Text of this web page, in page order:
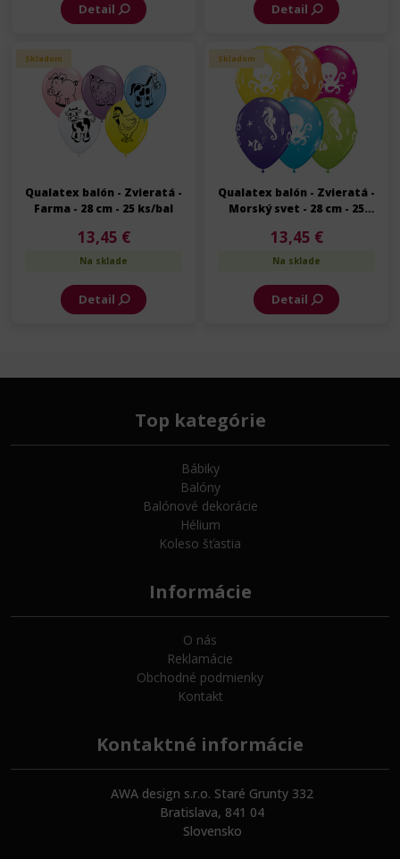
Detail Detail
Skladom
Qualatex balón - Zvieratá -
Farma - 28 cm - 25 ks/bal
13,45 €
Na sklade
Detail
Skladom
Qualatex balón - Zvieratá -
Morský svet - 28 cm - 25
13,45 €
Na sklade
Detail
Top kategórie
Bábiky
Balóny
Balónové dekorácie
Hélium
Koleso šťastia
Informácie
O nás
Reklamácie
Obchodné podmienky
Kontakt
Kontaktné informácie
AWA design s.r.o. Staré Grunty 332
Bratislava, 841 04
Slovensko